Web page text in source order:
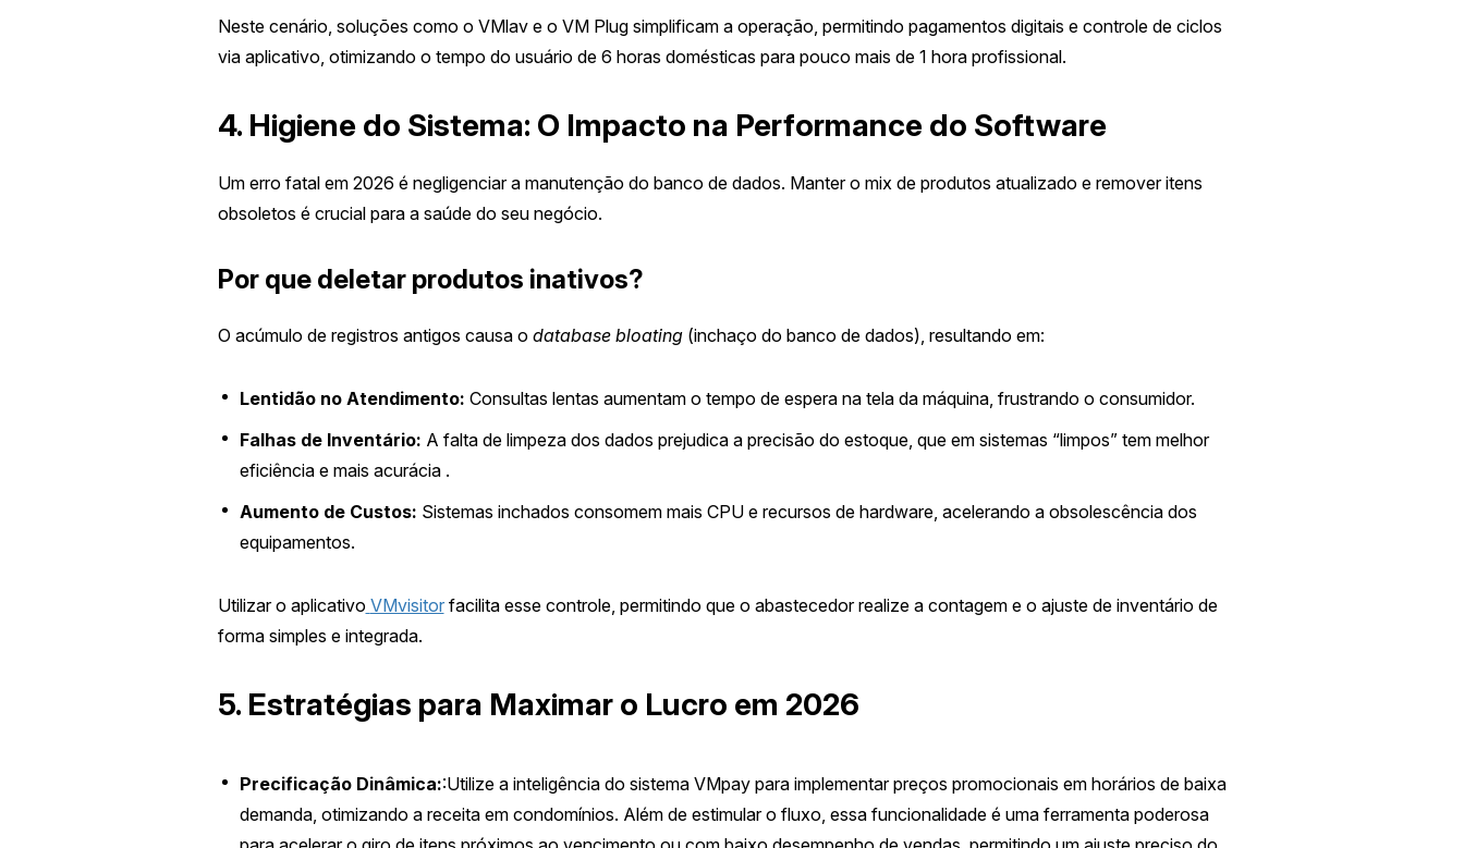
Neste cenário, soluções como o VMlav e o VM Plug simplificam a operação, permitindo pagamentos digitais e controle de ciclos
via aplicativo, otimizando o tempo do usuário de 6 horas domésticas para pouco mais de 1 hora profissional.
4. Higiene do Sistema: O Impacto na Performance do Software
Um erro fatal em 2026 é negligenciar a manutenção do banco de dados. Manter o mix de produtos atualizado e remover itens
obsoletos é crucial para a saúde do seu negócio.
Por que deletar produtos inativos?
O acúmulo de registros antigos causa o database bloating(inchaço do banco de dados), resultando em:
Lentidão no Atendimento: Consultas lentas aumentam o tempo de espera na tela da máquina, frustrando o consumidor.
Falhas de Inventário: A falta de limpeza dos dados prejudica a precisão do estoque, que em sistemas “limpos” tem melhor
eficiência e mais acurácia .
Aumento de Custos: Sistemas inchados consomem mais CPU e recursos de hardware, acelerando a obsolescência dos
equipamentos.
Utilizar o aplicativo VMvisitorfacilita esse controle, permitindo que o abastecedor realize a contagem e o ajuste de inventário de
forma simples e integrada.
5. Estratégias para Maximar o Lucro em 2026
Precificação Dinâmica::Utilize a inteligência do sistema VMpay para implementar preços promocionais em horários de baixa
demanda, otimizando a receita em condomínios. Além de estimular o fluxo, essa funcionalidade é uma ferramenta poderosa